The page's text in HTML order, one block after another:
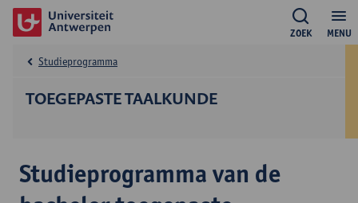
MENU
ZOEK
TOEGEPASTE TAALKUNDE
Studieprogramma
Studieprogramma van de